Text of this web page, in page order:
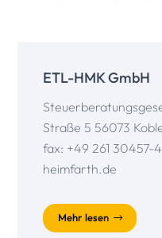
ETL-HMK GmbH
Straße 5 56073
fax: +49 261 30457-
heimfarth.de
Mehr lesen